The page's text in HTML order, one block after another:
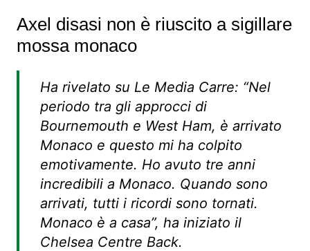
Axel disasi non è riuscito a sigillare
mossa monaco
Ha rivelato su Le Media Carre: “Nel
periodo tra gli approcci di
Bournemouth e West Ham, è arrivato
Monaco e questo mi ha colpito
emotivamente. Ho avuto tre anni
incredibili a Monaco. Quando sono
arrivati, tutti i ricordi sono tornati.
Monaco è a casa”, ha iniziato il
Chelsea Centre Back.